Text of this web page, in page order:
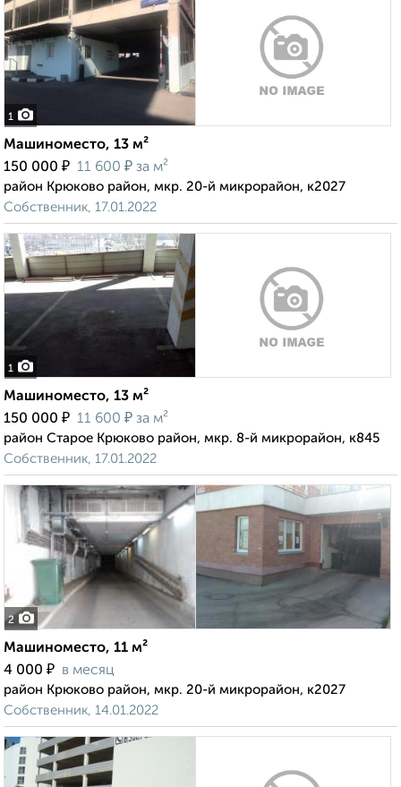
1
Машиноместо, 13 м²
150 000 ₽ 11 600 ₽ за м²
район Крюково район, мкр. 20-й микрорайон, к2027
Собственник, 17.01.2022
1
Машиноместо, 13 м²
150 000 ₽ 11 600 ₽ за м²
район Старое Крюково район, мкр. 8-й микрорайон, к845
Собственник, 17.01.2022
2
Машиноместо, 11 м²
4 000 ₽ в месяц
район Крюково район, мкр. 20-й микрорайон, к2027
Собственник, 14.01.2022